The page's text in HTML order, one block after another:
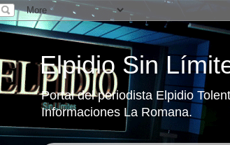
Elpidio Sin
Portal del periodista Elpidio
Informaciones La Romana.